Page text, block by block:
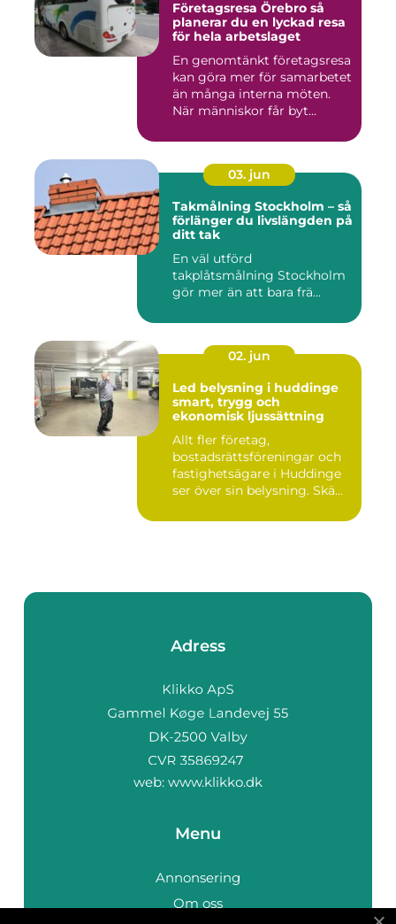
Företagsresa Örebro så
planerar du en lyckad resa
för hela arbetslaget
En genomtänkt företagsresa
kan göra mer för samarbetet
än många interna möten.
När människor får byt...
03. jun
Takmålning Stockholm – så
förlänger du livslängden på
ditt tak
En väl utförd
takplåtsmålning Stockholm
gör mer än att bara frä...
02. jun
Led belysning i huddinge
smart, trygg och
ekonomisk ljussättning
Allt fler företag,
bostadsrättsföreningar och
fastighetsägare i Huddinge
ser över sin belysning. Skä...
Adress
web: www.klikko.dk
Menu
Annonsering
Om oss